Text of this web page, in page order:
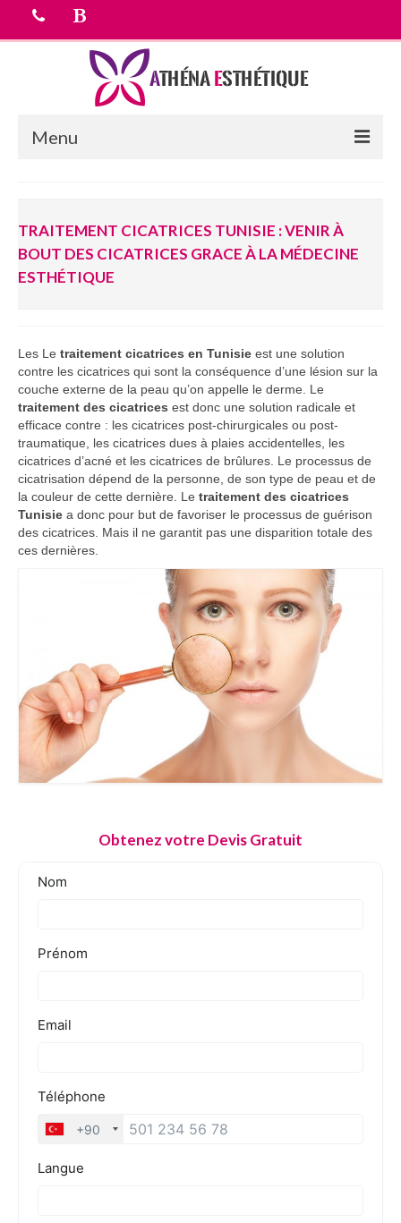
Menu
chirurgie esthetique
Médecine esthétique
Devis Gratuit
Blog
TRAITEMENT CICATRICES TUNISIE : VENIR À
BOUT DES CICATRICES GRACE À LA MÉDECINE
ESTHÉTIQUE
Les Le traitement cicatrices en Tunisie est une solution
contre les cicatrices qui sont la conséquence d’une lésion sur la
couche externe de la peau qu’on appelle le derme. Le
traitement des cicatrices est donc une solution radicale et
efficace contre : les cicatrices post-chirurgicales ou post-
traumatique, les cicatrices dues à plaies accidentelles, les
cicatrices d’acné et les cicatrices de brûlures. Le processus de
cicatrisation dépend de la personne, de son type de peau et de
la couleur de cette dernière. Le traitement des cicatrices
Tunisie a donc pour but de favoriser le processus de guérison
des cicatrices. Mais il ne garantit pas une disparition totale des
ces dernières.
Obtenez votre Devis Gratuit